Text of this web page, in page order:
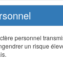
personnel
un risque